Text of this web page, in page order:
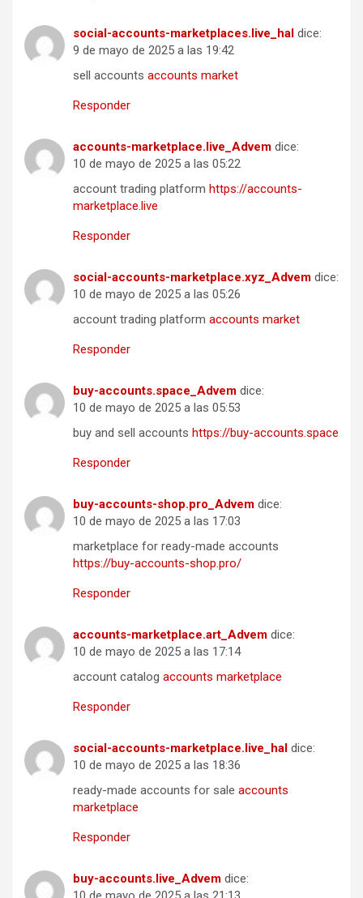
social-accounts-marketplaces.live_hal dice:
9 de mayo de 2025 a las 19:42
sell accounts accounts market
Responder
accounts-marketplace.live_Advem dice:
10 de mayo de 2025 a las 05:22
account trading platform https://accounts-
marketplace.live
Responder
social-accounts-marketplace.xyz_Advem dice:
10 de mayo de 2025 a las 05:26
account trading platform accounts market
Responder
buy-accounts.space_Advem dice:
10 de mayo de 2025 a las 05:53
buy and sell accounts https://buy-accounts.space
Responder
buy-accounts-shop.pro_Advem dice:
10 de mayo de 2025 a las 17:03
marketplace for ready-made accounts
https://buy-accounts-shop.pro/
Responder
accounts-marketplace.art_Advem dice:
10 de mayo de 2025 a las 17:14
account catalog accounts marketplace
Responder
social-accounts-marketplace.live_hal dice:
10 de mayo de 2025 a las 18:36
ready-made accounts for sale accounts
marketplace
Responder
buy-accounts.live_Advem dice: